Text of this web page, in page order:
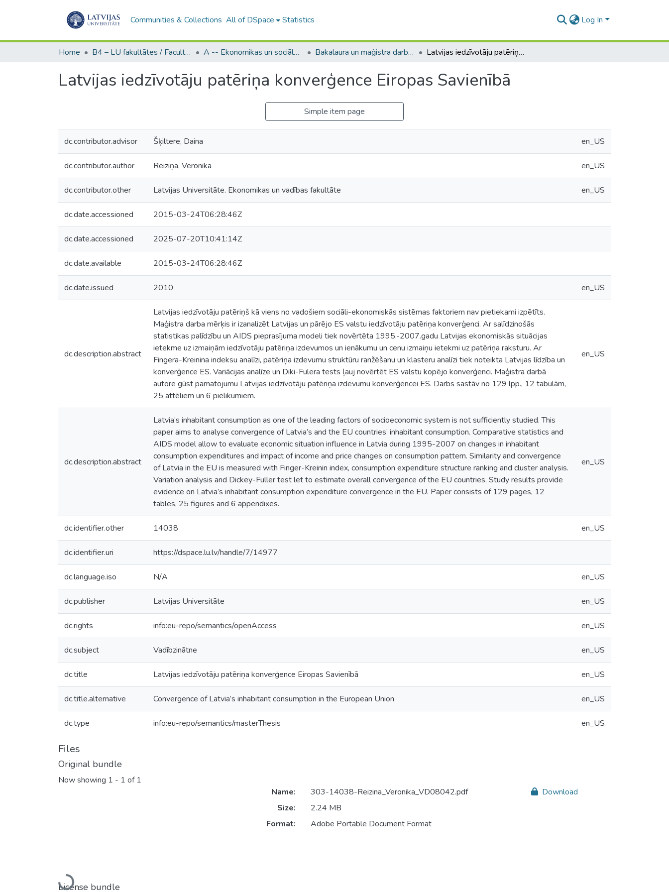
Communities & Collections All of DSpace Statistics Log In
Home B4 – LU fakultātes / Faculties of the UL A -- Ekonomikas un sociālo zinātņu fakultāte / Faculty of Economics and Social Sciences Bakalaura un maģistra darbi (ESZF) / Bachelor's and Master's theses Latvijas iedzīvotāju patēriņa konverģence Eiropas Savienībā
Latvijas iedzīvotāju patēriņa konverģence Eiropas Savienībā
Simple item page
dc.contributor.advisor Šķiltere, Daina en_US
dc.contributor.author Reiziņa, Veronika en_US
dc.contributor.other Latvijas Universitāte. Ekonomikas un vadības fakultāte en_US
dc.date.accessioned 2015-03-24T06:28:46Z
dc.date.accessioned 2025-07-20T10:41:14Z
dc.date.available 2015-03-24T06:28:46Z
dc.date.issued 2010 en_US
dc.description.abstract
Latvijas iedzīvotāju patēriņš kā viens no vadošiem sociāli-ekonomiskās sistēmas faktoriem nav pietiekami izpētīts.
Maģistra darba mērķis ir izanalizēt Latvijas un pārējo ES valstu iedzīvotāju patēriņa konverģenci. Ar salīdzinošās
statistikas palīdzību un AIDS pieprasījuma modeli tiek novērtēta 1995.-2007.gadu Latvijas ekonomiskās situācijas
ietekme uz izmaiņām iedzīvotāju patēriņa izdevumos un ienākumu un cenu izmaiņu ietekmi uz patēriņa raksturu. Ar
Fingera-Kreinina indeksu analīzi, patēriņa izdevumu struktūru ranžēšanu un klasteru analīzi tiek noteikta Latvijas līdzība un
konverģence ES. Variācijas analīze un Diki-Fulera tests ļauj novērtēt ES valstu kopējo konverģenci. Maģistra darbā
autore gūst pamatojumu Latvijas iedzīvotāju patēriņa izdevumu konverģencei ES. Darbs sastāv no 129 lpp., 12 tabulām,
25 attēliem un 6 pielikumiem.
en_US
dc.description.abstract
Latvia’s inhabitant consumption as one of the leading factors of socioeconomic system is not sufficiently studied. This
paper aims to analyse convergence of Latvia’s and the EU countries’ inhabitant consumption. Comparative statistics and
AIDS model allow to evaluate economic situation influence in Latvia during 1995-2007 on changes in inhabitant
consumption expenditures and impact of income and price changes on consumption pattern. Similarity and convergence
of Latvia in the EU is measured with Finger-Kreinin index, consumption expenditure structure ranking and cluster analysis.
Variation analysis and Dickey-Fuller test let to estimate overall convergence of the EU countries. Study results provide
evidence on Latvia’s inhabitant consumption expenditure convergence in the EU. Paper consists of 129 pages, 12
tables, 25 figures and 6 appendixes.
en_US
dc.identifier.other 14038 en_US
dc.identifier.uri https://dspace.lu.lv/handle/7/14977
dc.language.iso N/A en_US
dc.publisher Latvijas Universitāte en_US
dc.rights info:eu-repo/semantics/openAccess en_US
dc.subject Vadībzinātne en_US
dc.title Latvijas iedzīvotāju patēriņa konverģence Eiropas Savienībā en_US
dc.title.alternative Convergence of Latvia’s inhabitant consumption in the European Union en_US
dc.type info:eu-repo/semantics/masterThesis en_US
Files
Original bundle
Now showing 1 - 1 of 1
Name:
303-14038-Reizina_Veronika_VD08042.pdf
Size:
2.24 MB
Format:
Adobe Portable Document Format
Download
License bundle